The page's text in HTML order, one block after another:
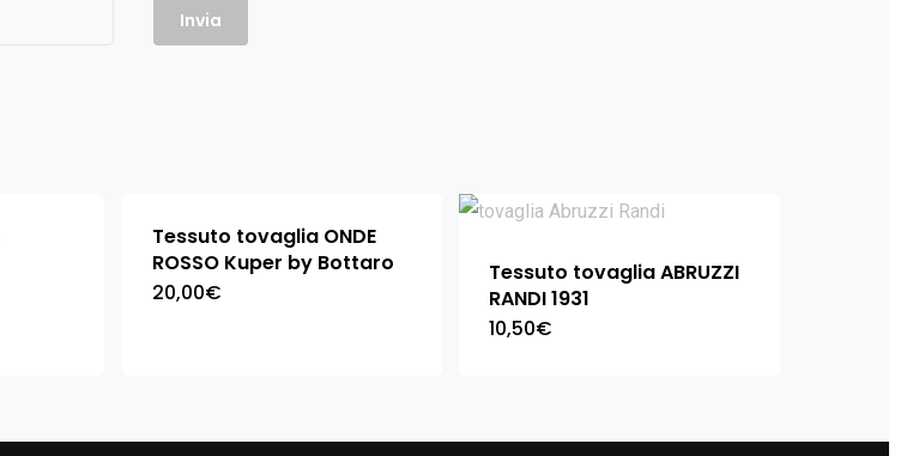
Tessuto tovaglia ONDE
ROSSO Kuper by Bottaro
20,00€
Tessuto tovaglia ABRUZZI
RANDI 1931
10,50€